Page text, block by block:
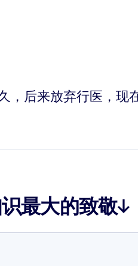
，后来放弃行医，现
最大的致敬↓